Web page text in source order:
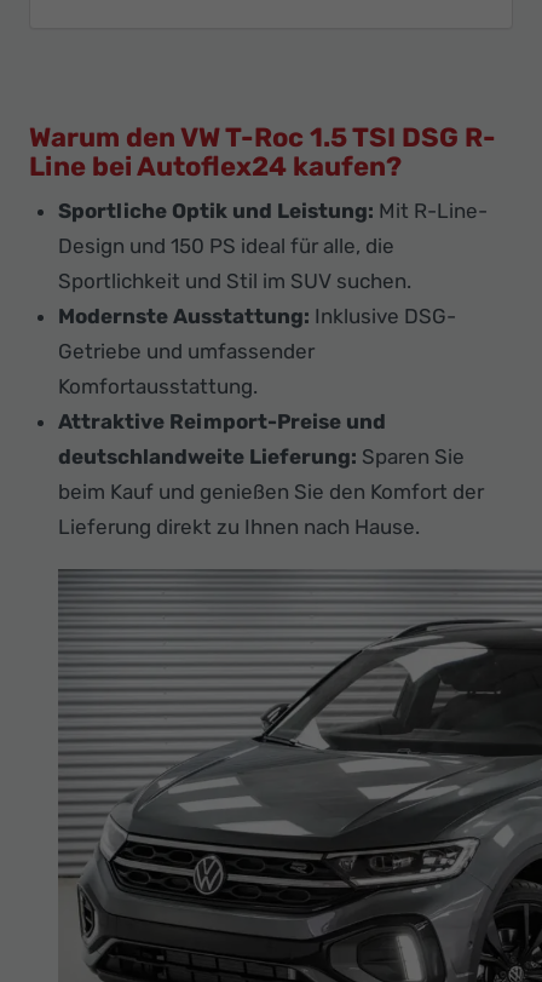
Warum den VW T-Roc 1.5 TSI DSG R-
Line bei Autoflex24 kaufen?
Sportliche Optik und Leistung: Mit R-Line-
Design und 150 PS ideal für alle, die
Sportlichkeit und Stil im SUV suchen.
Modernste Ausstattung: Inklusive DSG-
Getriebe und umfassender
Komfortausstattung.
Attraktive Reimport-Preise und
deutschlandweite Lieferung: Sparen Sie
beim Kauf und genießen Sie den Komfort der
Lieferung direkt zu Ihnen nach Hause.